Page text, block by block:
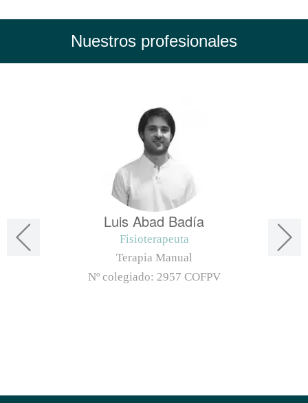
Nuestros profesionales
Luis Abad Badía
Fisioterapeuta
Terapia Manual
Nº colegiado: 2957 COFPV